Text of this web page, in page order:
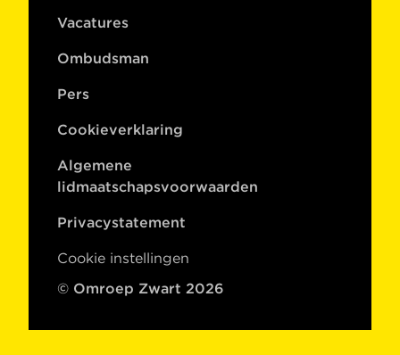
Vacatures
Ombudsman
Pers
Cookieverklaring
Algemene
lidmaatschapsvoorwaarden
Privacystatement
Cookie instellingen
© Omroep Zwart 2026